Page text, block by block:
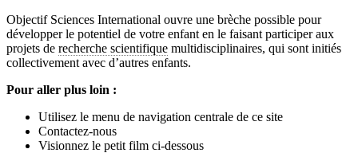
Objectif Sciences International ouvre une brèche possible pour
développer le potentiel de votre enfant en le faisant participer aux
projets de recherche scientifique multidisciplinaires, qui sont initiés
collectivement avec d’autres enfants.
Pour aller plus loin :
Utilisez le menu de navigation centrale de ce site
Contactez-nous
Visionnez le petit film ci-dessous